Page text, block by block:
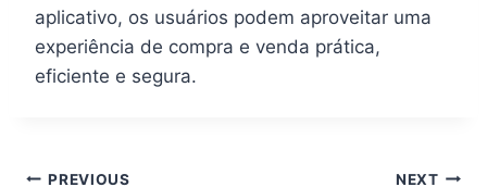
aplicativo, os usuários podem aproveitar uma
experiência de compra e venda prática,
eficiente e segura.
PREVIOUS NEXT